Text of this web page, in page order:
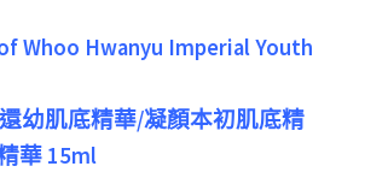
Whoo Hwanyu Imperial Youth
幼肌底精華/凝顏本初肌底精
華 15ml